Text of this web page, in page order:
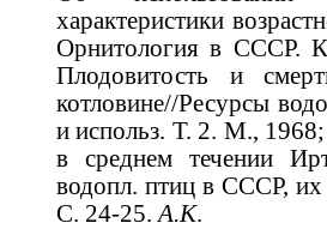
характеристики
Орнитология в СССР.
Плодовитость и
котловине//Ресурсы
и использ. Т. 2. М.,
в среднем течении
водопл. птиц в СССР,
С. 24-25.А.К.